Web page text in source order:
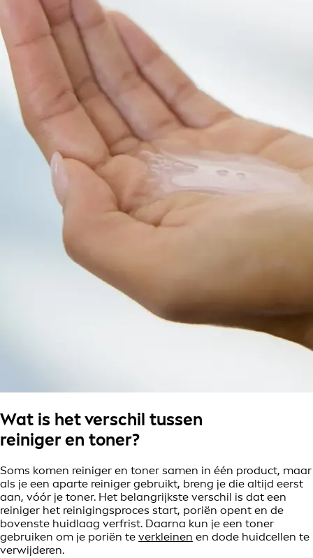
Wat is het verschil tussen
reiniger en toner?
Soms komen reiniger en toner samen in één product, maar
als je een aparte reiniger gebruikt, breng je die altijd eerst
aan, vóór je toner. Het belangrijkste verschil is dat een
reiniger het reinigingsproces start, poriën opent en de
bovenste huidlaag verfrist. Daarna kun je een toner
gebruiken om je poriën te verkleinen en dode huidcellen te
verwijderen.